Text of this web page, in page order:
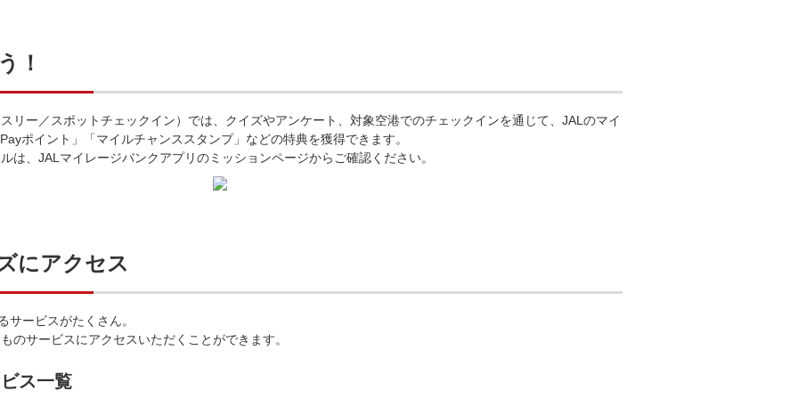
！
リー／スポットチェックイン）では、クイズやアンケート、対象空港でのチェックインを通じて、JALのマイ
ポイント」「マイルチャンススタンプ」などの特典を獲得できます。
は、JALマイレージバンクアプリのミッションページからご確認ください。
にアクセス
サービスがたくさん。
のサービスにアクセスいただくことができます。
ス一覧